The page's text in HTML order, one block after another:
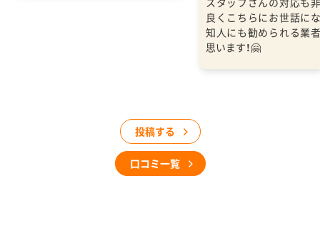
良くこちらにお世話に
知人にも勧められる業
思います！🤗
投稿する
口コミ一覧